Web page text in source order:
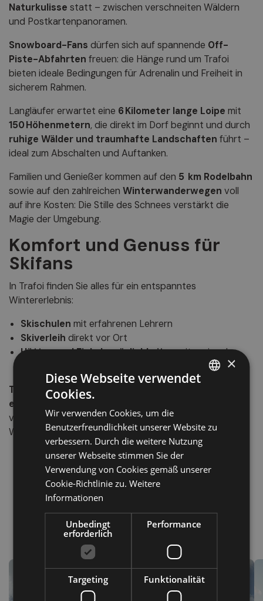
Naturkulisse statt – zwischen verschneiten Wäldern
und Postkartenpanoramen.
Snowboard-Fans dürfen sich auf spannende Off-
Piste-Abfahrten freuen: die Hänge rund um Trafoi
bieten ideale Bedingungen für Adrenalin und Freiheit in
sicherem Rahmen.
Langläufer erwartet eine 6 Kilometer lange Loipe mit
150 Höhenmetern, die direkt im Dorf beginnt und durch
ruhige Wälder und traumhafte Landschaften führt –
ideal zum Abschalten und Auftanken.
Familien und Genießer kommen auf den 5 km Rodelbahn
sowie auf den zahlreichen Winterwanderwegen voll
auf ihre Kosten: Die Stille des Schnees verstärkt die
Magie der Umgebung.
Komfort und Genuss für
Skifans
In Trafoi finden Sie alles für ein entspanntes
Wintererlebnis:
Skischulen mit erfahrenen Lehrern
Skiverleih direkt vor Ort
Hütten und Einkehrmöglichkeitenmit regionaler
Trafoi ist die perfekte Wahl für alle, die den Winter
echt und naturnah erleben wollen
voller Möglichkeiten für aktive und ruhesuchende
Wintergäste.
×
Diese Webseite verwendet
Cookies.
Wir verwenden Cookies, um die
Benutzerfreundlichkeit unserer Website zu
verbessern. Durch die weitere Nutzung
unserer Webseite stimmen Sie der
Verwendung von Cookies gemäß unserer
Cookie-Richtlinie zu. Weitere
Informationen
Unbedingt
erforderlich
Performance
Targeting Funktionalität